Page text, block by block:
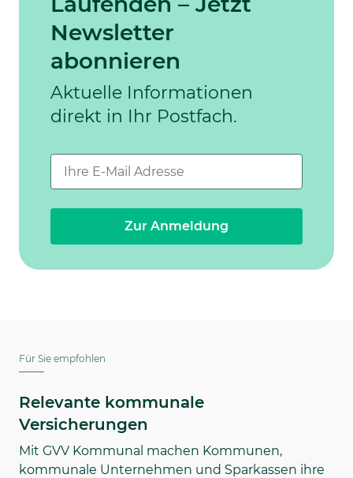
Newsletter
abonnieren
Aktuelle Informationen
direkt in Ihr Postfach.
Zur Anmeldung
Für Sie empfohlen
Relevante kommunale
Versicherungen
Mit GVV Kommunal machen Kommunen,
kommunale Unternehmen und Sparkassen ihre